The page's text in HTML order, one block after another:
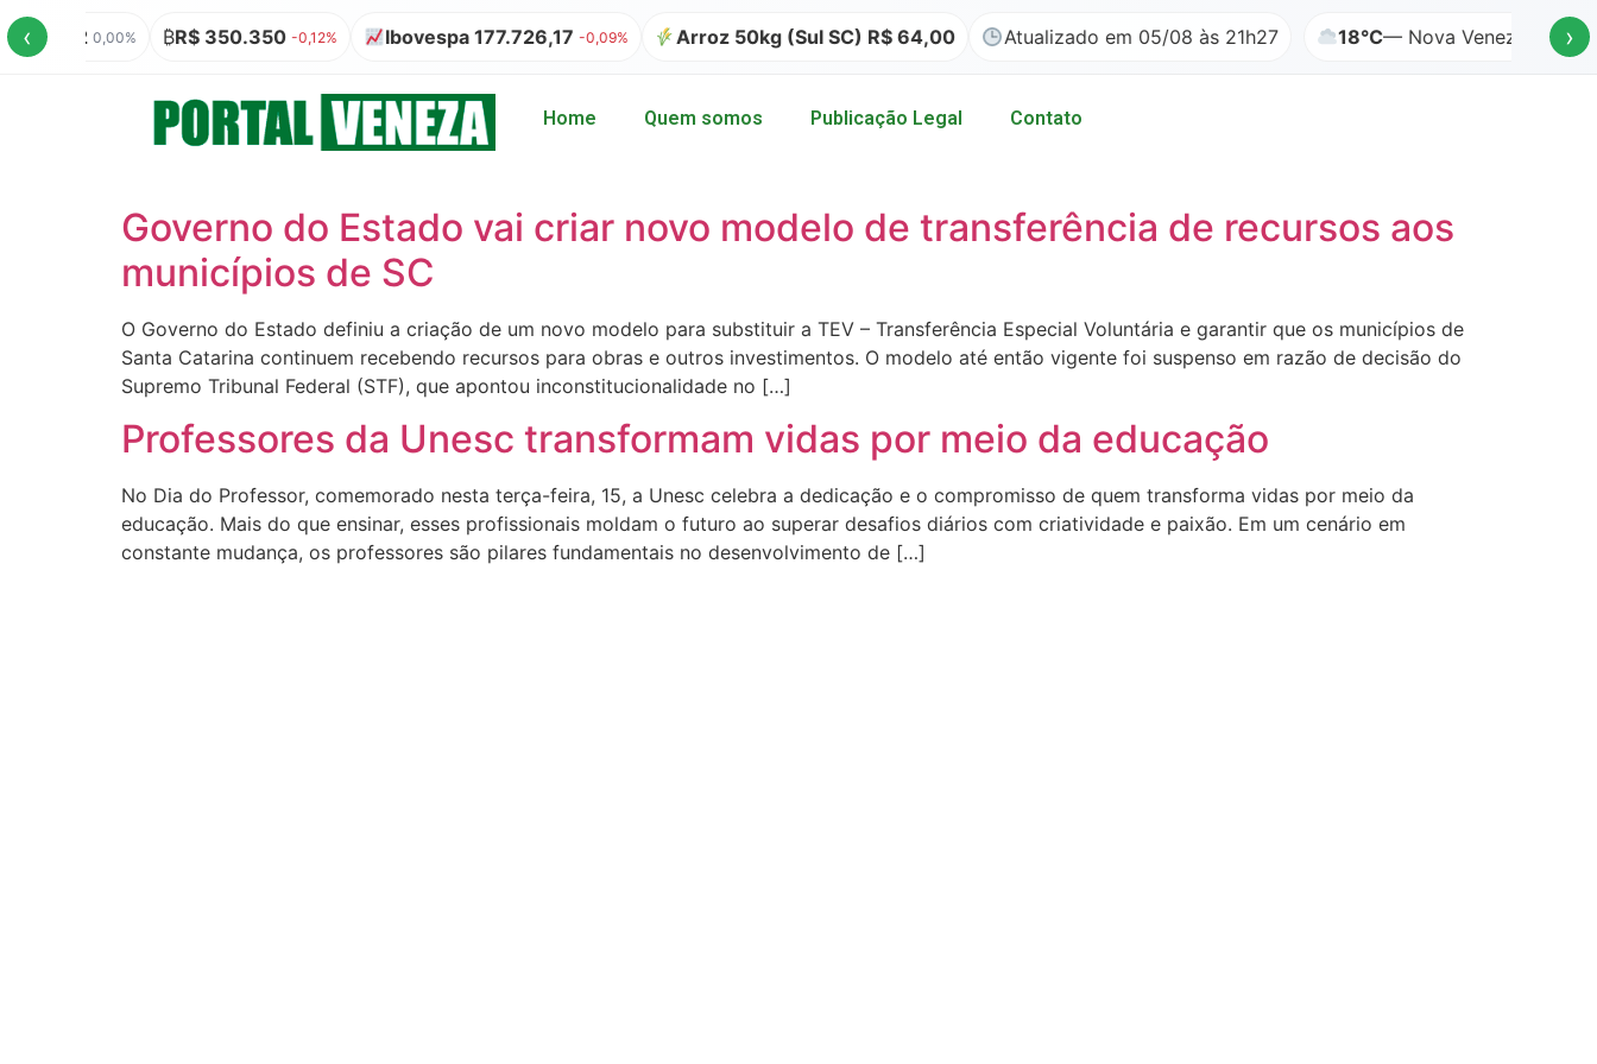
‹
0,32 0,00% R$ 350.350 -0,12% Ibovespa 177.726,17 -0,09% Arroz 50kg (Sul SC) R$ 64,00 Atualizado em 05/08 às 21h27 18°C— Nova Veneza, SC ›
Home Quem somos Publicação Legal Contato
Governo do Estado vai criar novo modelo de transferência de recursos aos
municípios de SC
O Governo do Estado definiu a criação de um novo modelo para substituir a TEV – Transferência Especial Voluntária e garantir que os municípios de
Santa Catarina continuem recebendo recursos para obras e outros investimentos. O modelo até então vigente foi suspenso em razão de decisão do
Supremo Tribunal Federal (STF), que apontou inconstitucionalidade no […]
Professores da Unesc transformam vidas por meio da educação
No Dia do Professor, comemorado nesta terça-feira, 15, a Unesc celebra a dedicação e o compromisso de quem transforma vidas por meio da
educação. Mais do que ensinar, esses profissionais moldam o futuro ao superar desafios diários com criatividade e paixão. Em um cenário em
constante mudança, os professores são pilares fundamentais no desenvolvimento de […]